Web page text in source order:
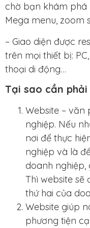
chờ bạn khám phá
Mega menu, zoom
– Giao diện được
trên mọi thiết bị:
thoại di động…
Tại sao cần
Website – văn
nghiệp. Nếu
nơi để thực
nghiệp và là
doanh
Thì website
thứ hai của
Website giúp
phương tiện